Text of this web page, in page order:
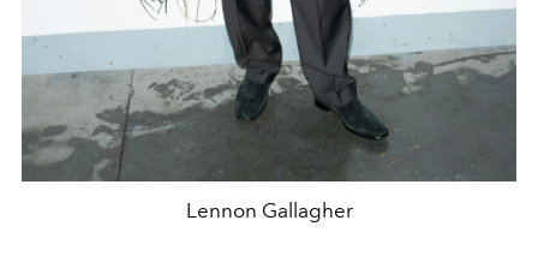
Lennon Gallagher